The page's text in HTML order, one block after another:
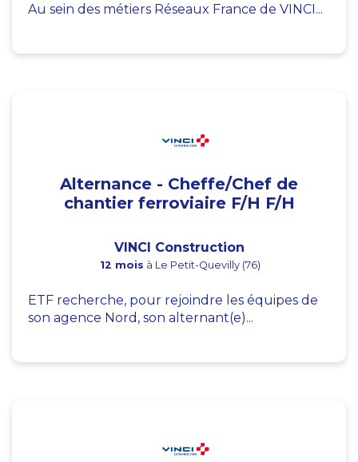
Au sein des métiers Réseaux France de VINCI...
Alternance - Cheffe/Chef de
chantier ferroviaire F/H F/H
VINCI Construction
12 mois à Le Petit-Quevilly (76)
ETF recherche, pour rejoindre les équipes de
son agence Nord, son alternant(e)...